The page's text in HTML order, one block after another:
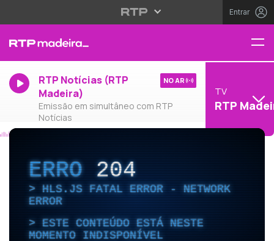
Entrar
RTP Notícias (RTP
Madeira)
Emissão em simultâneo com RTP
Notícias
NO AR
TV
RTP
ERRO204
HLS.JS FATAL ERROR - NETWORK
ERROR
ESTE CONTEÚDO ESTÁ NESTE
MOMENTO INDISPONÍVEL